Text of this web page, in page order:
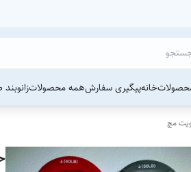
خانهپیگیری سفارشهمه محصولات
مچ